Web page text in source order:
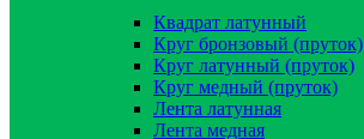
Квадрат латунный
Круг бронзовый (пруток)
Круг латунный (пруток)
Круг медный (пруток)
Лента латунная
Лента медная